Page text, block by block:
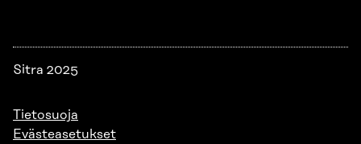
Sitra 2025
Tietosuoja
Evästeasetukset